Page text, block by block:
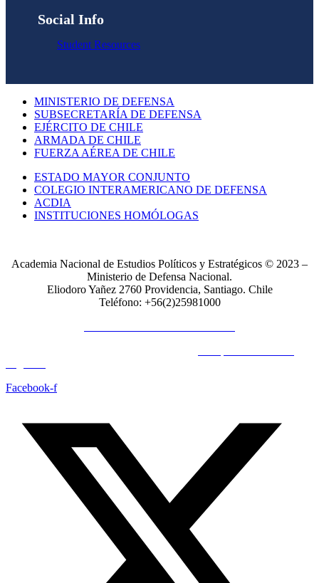
Social Info
Student Resources
MINISTERIO DE DEFENSA
SUBSECRETARÍA DE DEFENSA
EJÉRCITO DE CHILE
ARMADA DE CHILE
FUERZA AÉREA DE CHILE
ESTADO MAYOR CONJUNTO
COLEGIO INTERAMERICANO DE DEFENSA
ACDIA
INSTITUCIONES HOMÓLOGAS
Academia Nacional de Estudios Políticos y Estratégicos © 2023 –
Ministerio de Defensa Nacional.
Eliodoro Yañez 2760 Providencia, Santiago. Chile
Teléfono: +56(2)25981000
Facebook-f